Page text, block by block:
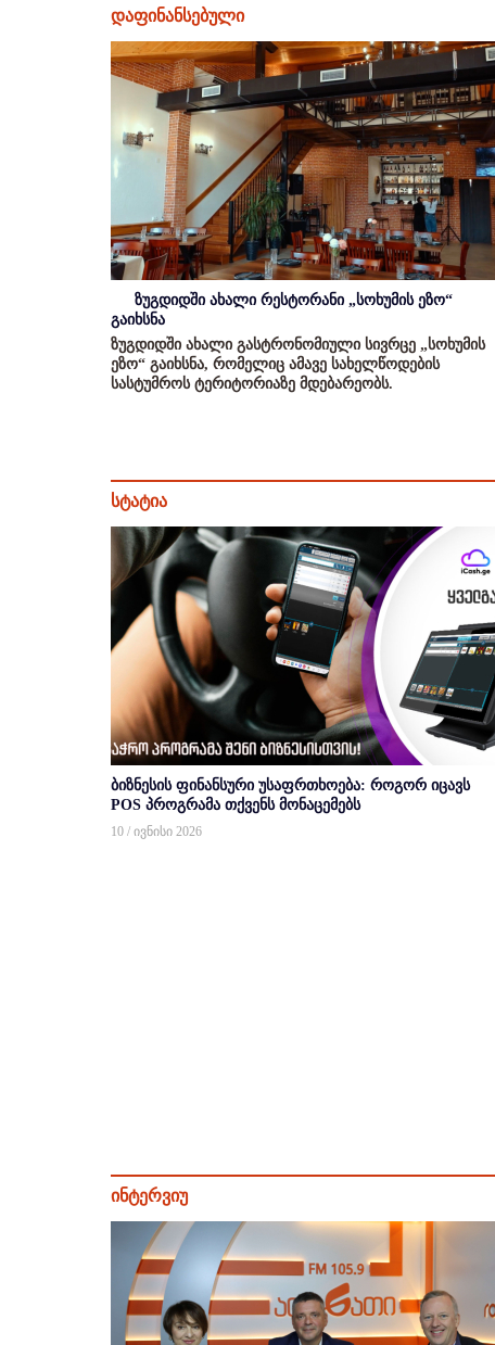
დაფინანსებული
ზუგდიდში ახალი რესტორანი „სოხუმის ეზო“
გაიხსნა
ზუგდიდში ახალი გასტრონომიული სივრცე „სოხუმის
ეზო“ გაიხსნა, რომელიც ამავე სახელწოდების
სასტუმროს ტერიტორიაზე მდებარეობს.
სტატია
ბიზნესის ფინანსური უსაფრთხოება: როგორ იცავს
POS პროგრამა თქვენს მონაცემებს
10 / ივნისი 2026
ინტერვიუ